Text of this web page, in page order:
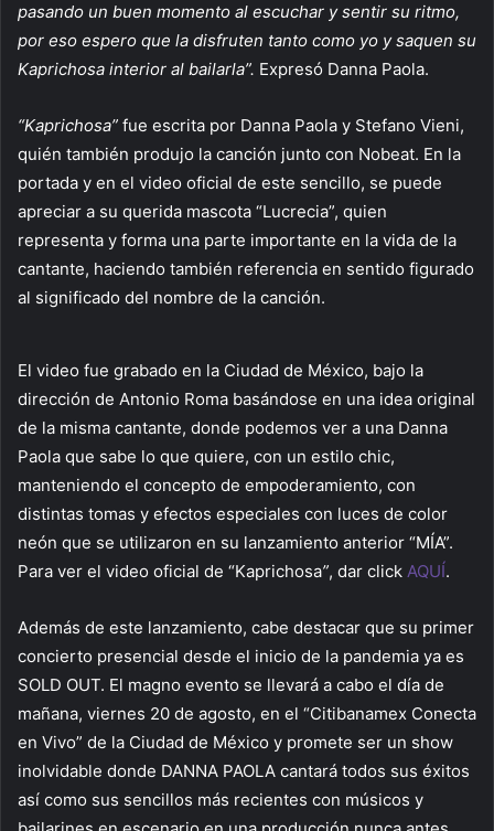
pasando un buen momento al escuchar y sentir su ritmo,
por eso espero que la disfruten tanto como yo y saquen su
Kaprichosa interior al bailarla”. Expresó Danna Paola.
“Kaprichosa” fue escrita por Danna Paola y Stefano Vieni,
quién también produjo la canción junto con Nobeat. En la
portada y en el video oficial de este sencillo, se puede
apreciar a su querida mascota “Lucrecia”, quien
representa y forma una parte importante en la vida de la
cantante, haciendo también referencia en sentido figurado
al significado del nombre de la canción.
El video fue grabado en la Ciudad de México, bajo la
dirección de Antonio Roma basándose en una idea original
de la misma cantante, donde podemos ver a una Danna
Paola que sabe lo que quiere, con un estilo chic,
manteniendo el concepto de empoderamiento, con
distintas tomas y efectos especiales con luces de color
neón que se utilizaron en su lanzamiento anterior “MÍA”.
Para ver el video oficial de “Kaprichosa”, dar click AQUÍ.
Además de este lanzamiento, cabe destacar que su primer
concierto presencial desde el inicio de la pandemia ya es
SOLD OUT. El magno evento se llevará a cabo el día de
mañana, viernes 20 de agosto, en el “Citibanamex Conecta
en Vivo” de la Ciudad de México y promete ser un show
inolvidable donde DANNA PAOLA cantará todos sus éxitos
así como sus sencillos más recientes con músicos y